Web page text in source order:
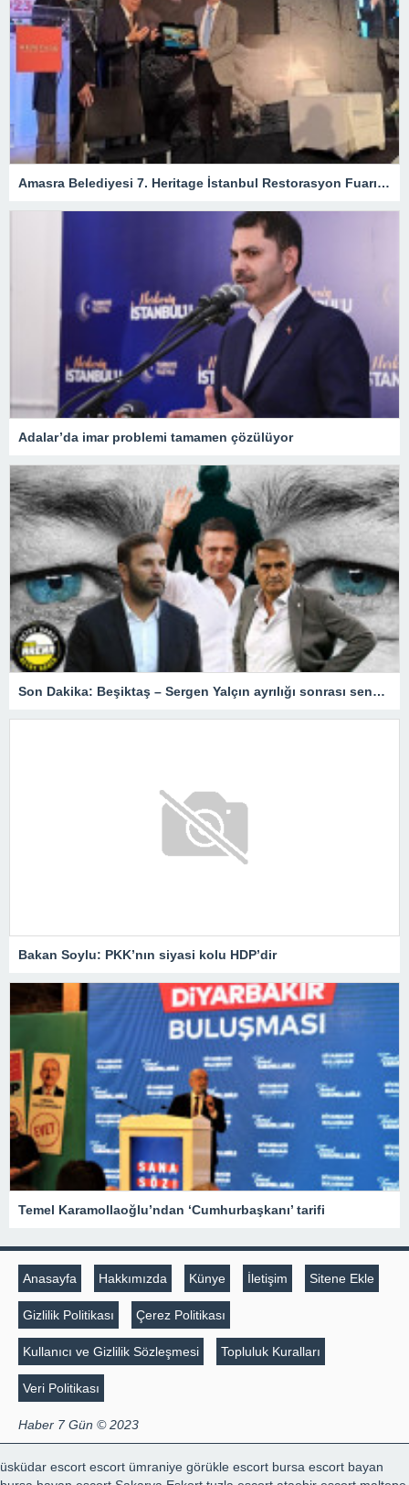
Amasra Belediyesi 7. Heritage İstanbul Restorasyon Fuarı’na katıldı – Siyaset
Adalar’da imar problemi tamamen çözülüyor
Son Dakika: Beşiktaş – Sergen Yalçın ayrılığı sonrası senaryolar! Fenerbahçe, Okan Buruk, Şenol Güneş…
Bakan Soylu: PKK’nın siyasi kolu HDP’dir
Temel Karamollaoğlu’ndan ‘Cumhurbaşkanı’ tarifi
Anasayfa Hakkımızda Künye İletişim Sitene Ekle
Gizlilik Politikası Çerez Politikası
Kullanıcı ve Gizlilik Sözleşmesi Topluluk Kuralları
Veri Politikası
Haber 7 Gün © 2023
üsküdar escort escort ümraniye görükle escort bursa escort bayan